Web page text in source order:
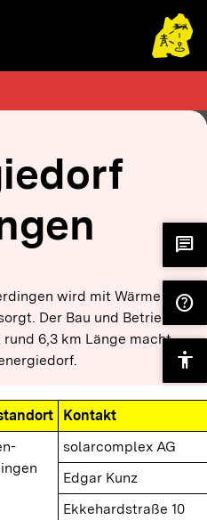
wird mit Wärme aus
Der Bau und Betrieb
6,3 km Länge macht
Kontakt
solarcomplex AG
Edgar Kunz
Ekkehardstraße 10
chat
help
accessibility